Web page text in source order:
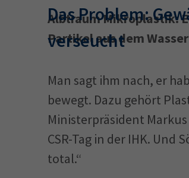
Albtraum Mikroplastik:
Partikel aus dem
Das Problem:
verseucht
Man sagt ihm nach, er
bewegt. Dazu gehört
Ministerpräsident Markus
CSR-Tag in der IHK. Und
total.“